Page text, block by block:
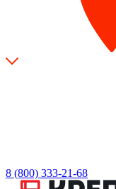
8 (800) 333-21-68